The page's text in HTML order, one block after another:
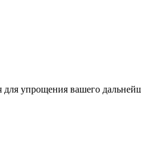
упрощения вашего